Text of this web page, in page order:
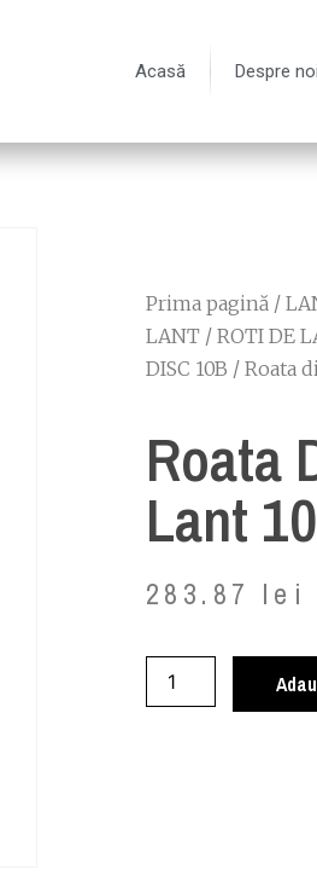
Acasă Despre noi
Prima pagină /
LANT / ROTI DE
DISC 10B / Roata
Roata
Lant
283.87 lei